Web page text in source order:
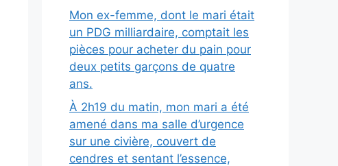
Mon ex-femme, dont le mari était
un PDG milliardaire, comptait les
pièces pour acheter du pain pour
deux petits garçons de quatre
ans.
À 2h19 du matin, mon mari a été
amené dans ma salle d’urgence
sur une civière, couvert de
cendres et sentant l’essence,